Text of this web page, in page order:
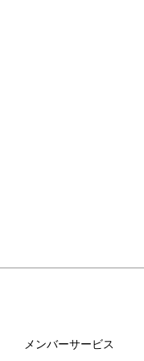
メンバーサービス